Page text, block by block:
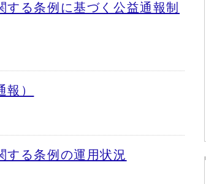
る条例に基づく公益通報制
）
する条例の運用状況